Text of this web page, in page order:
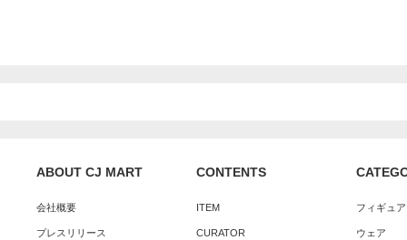
ABOUT CJ MART
会社概要
プレスリリース
CONTENTS
ITEM
CURATOR
フィギュ
ウェア